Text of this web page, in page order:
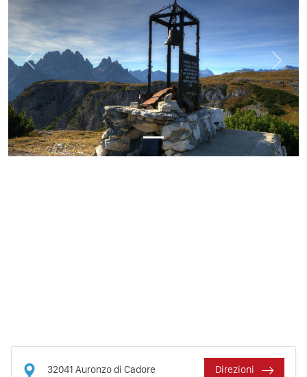
Previous Next
32041 Auronzo di Cadore Direzioni